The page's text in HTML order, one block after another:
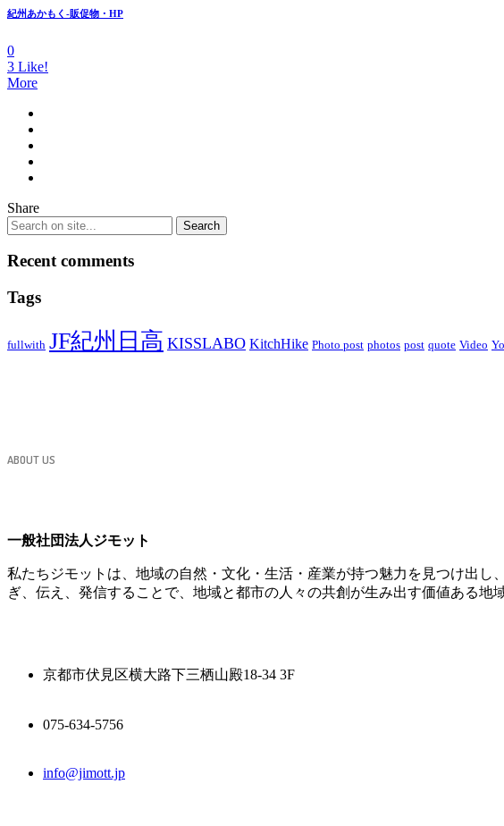
紀州あかもく-販促物・HP
0
3 Like!
More
Share
Recent comments
Tags
fullwith JF紀州日高 KISSLABO KitchHike Photo post photos post quote Video
ABOUT US
一般社団法人ジモット
私たちジモットは、地域の自然・文化・生活・産業が持つ魅力を見つけ出
ぎ、伝え、発信することで、地域と都市の人々の共創が生み出す価値ある地
京都市伏見区横大路下三栖山殿18-34 3F
075-634-5756
info@jimott.jp